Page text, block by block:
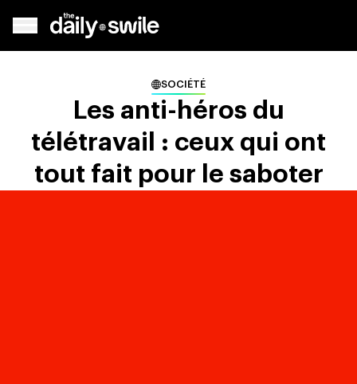
SOCIÉTÉ
Les anti-héros du
télétravail : ceux qui ont
tout fait pour le saboter